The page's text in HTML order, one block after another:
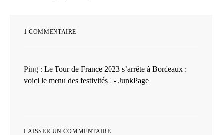
1 COMMENTAIRE
Ping : Le Tour de France 2023 s’arrête à Bordeaux :
voici le menu des festivités ! - JunkPage
LAISSER UN COMMENTAIRE